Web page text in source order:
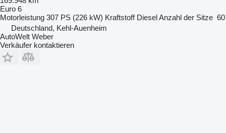
Euro 6
Motorleistung 307 PS (226 kW) Kraftstoff DieselAnzahl der Sitze 60
Deutschland, Kehl-Auenheim
AutoWelt Weber
Verkäufer kontaktieren